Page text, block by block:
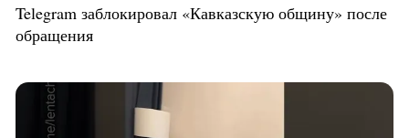
Telegram заблокировал «Кавказскую общину» после
обращения